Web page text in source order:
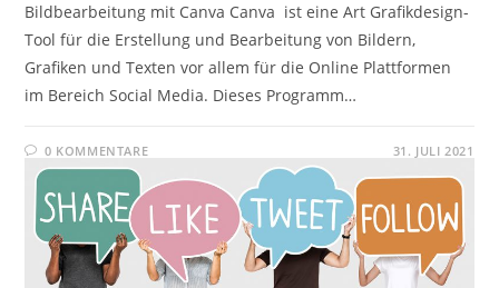
Bildbearbeitung mit Canva Canva ist eine Art Grafikdesign-
Tool für die Erstellung und Bearbeitung von Bildern,
Grafiken und Texten vor allem für die Online Plattformen
im Bereich Social Media. Dieses Programm…
0 KOMMENTARE 31. JULI 2021